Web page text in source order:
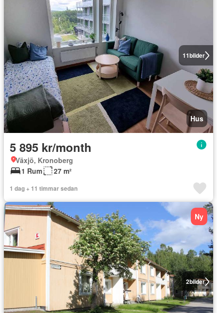
11bilder
Hus
5 895 kr/month
Växjö, Kronoberg
1 Rum
27 m²
1 dag + 11 timmar sedan
2bilder
Ny